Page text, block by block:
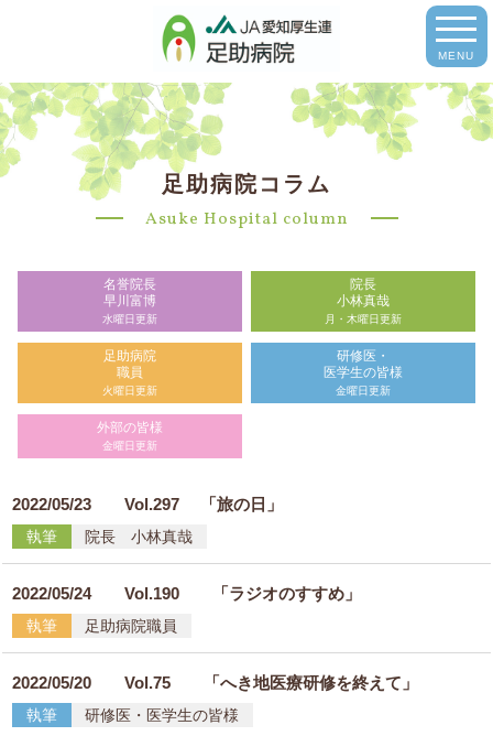
MENU
足助病院コラム
Asuke Hospital column
名誉院長
早川富博
水曜日更新
院長
小林真哉
月・木曜日更新
足助病院
職員
火曜日更新
研修医・
医学生の皆様
金曜日更新
外部の皆様
金曜日更新
2022/05/23Vol.297 「旅の日」
執筆 院長 小林真哉
2022/05/24Vol.190 「ラジオのすすめ」
執筆 足助病院職員
2022/05/20Vol.75 「へき地医療研修を終えて」
執筆 研修医・医学生の皆様